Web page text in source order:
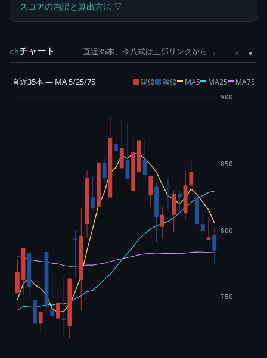
スコアの内訳と算出方法 ▽
chチャート 直近35本、令八式は上部リンクから ↑ ↓ ×
直近35本 — MA 5/25/75 陽線 陰線 MA5 MA25 MA75
750
800
850
900